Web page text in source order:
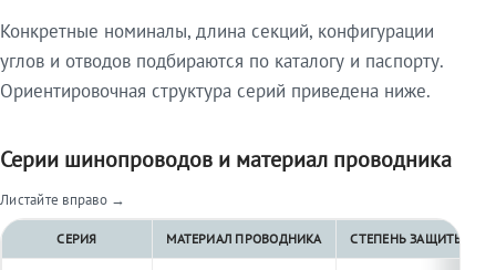
Конкретные номиналы, длина секций, конфигурации
углов и отводов подбираются по каталогу и паспорту.
Ориентировочная структура серий приведена ниже.
Серии шинопроводов и материал проводника
Листайте вправо →
СЕРИЯ МАТЕРИАЛ ПРОВОДНИКА СТЕПЕНЬ ЗАЩИТЫ